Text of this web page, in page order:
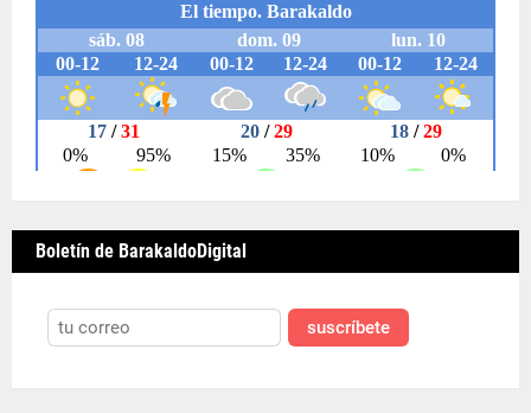
Boletín de BarakaldoDigital
suscríbete